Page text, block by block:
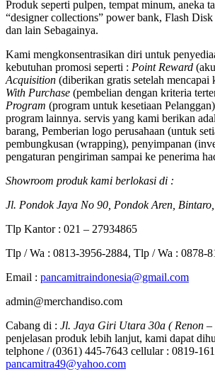
Produk seperti pulpen, tempat minum, aneka
“designer collections” power bank, Flash
dan lain Sebagainya.
Kami mengkonsentrasikan diri untuk
kebutuhan promosi seperti : Point Reward
Acquisition (diberikan gratis setelah mencapai
With Purchase (pembelian dengan kriteria
Program (program untuk kesetiaan
program lainnya. servis yang kami berikan
barang, Pemberian logo perusahaan (untuk
pembungkusan (wrapping), penyimpanan
pengaturan pengiriman sampai ke penerima
Showroom produk kami berlokasi di :
Jl. Pondok Jaya No 90, Pondok Aren,
Tlp Kantor : 021 – 27934865
Tlp / Wa : 0813-3956-2884, Tlp / Wa : 0878-
Email : pancamitraindonesia@gmail.com
admin@merchandiso.com
Cabang di : Jl. Jaya Giri Utara 30a ( Renon –
penjelasan produk lebih lanjut, kami dapat
telphone / (0361) 445-7643 cellular : 0819-
pancamitra49@yahoo.com